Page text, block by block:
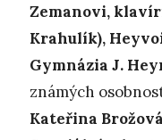
Zemanovi,
Krahulík),
Gymnázia J.
známých
Kateřina